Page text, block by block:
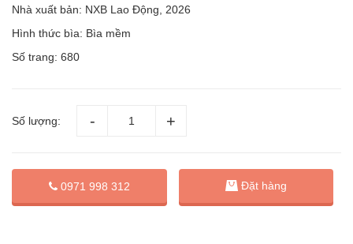
Nhà xuất bản: NXB Lao Động, 2026
Hình thức bìa: Bìa mềm
Số trang: 680
Số lượng:
0971 998 312 Đặt hàng